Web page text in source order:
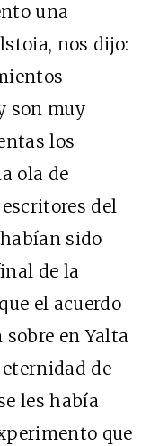
una
nos dijo:
son muy
los
ola de
del
sido
de la
el acuerdo
en Yalta
de
les había
que